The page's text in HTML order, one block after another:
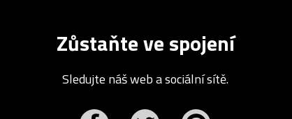
Zůstaňte ve spojení
Sledujte náš web a sociální sítě.